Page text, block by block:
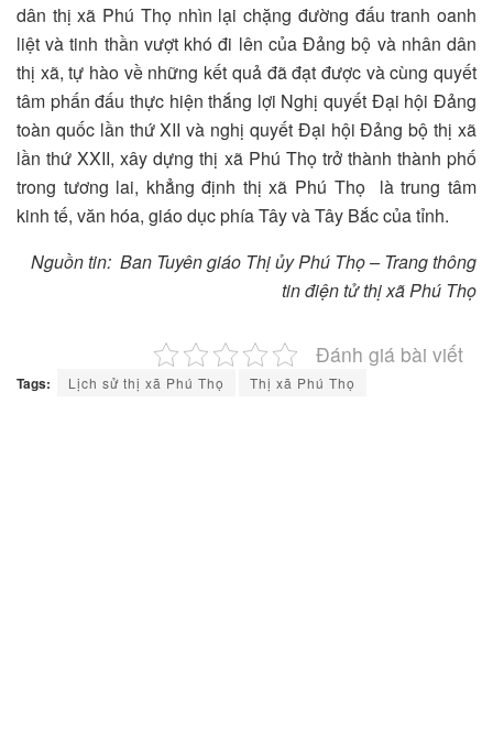
dân thị xã Phú Thọ nhìn lại chặng đường đấu tranh oanh
liệt và tinh thần vượt khó đi lên của Đảng bộ và nhân dân
thị xã, tự hào về những kết quả đã đạt được và cùng quyết
tâm phấn đấu thực hiện thắng lợi Nghị quyết Đại hội Đảng
toàn quốc lần thứ XII và nghị quyết Đại hội Đảng bộ thị xã
lần thứ XXII, xây dựng thị xã Phú Thọ trở thành thành phố
trong tương lai, khẳng định thị xã Phú Thọ là trung tâm
kinh tế, văn hóa, giáo dục phía Tây và Tây Bắc của tỉnh.
Nguồn tin: Ban Tuyên giáo Thị ủy Phú Thọ – Trang thông
tin điện tử thị xã Phú Thọ
Đánh giá bài viết
Tags: Lịch sử thị xã Phú Thọ Thị xã Phú Thọ